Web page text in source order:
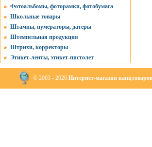
Фотоальбомы, фоторамки, фотобумага
Школьные товары
Штампы, нумераторы, датеры
Штемпельная продукция
Штрихи, корректоры
Этикет-ленты, этикет-пистолет
© 2003 - 2026 Интернет-магазин